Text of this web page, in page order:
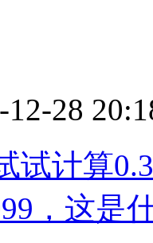
12-28
试计算
，这是